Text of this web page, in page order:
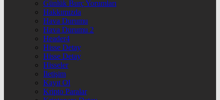
Günlük Burç Yorumları
Hakkımızda
Hava Durumu
Hava Durumu 2
Header4
Hisse Detay
Hisse Detay
Hisseler
İletişim
Kayıt Ol
Kripto Paralar